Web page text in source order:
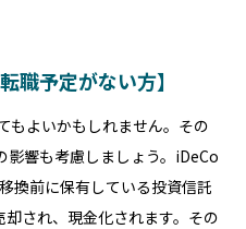
職予定がない方】
もよいかもしれません。その
影響も考慮しましょう。iDeCo
換前に保有している投資信託
され、現金化されます。その